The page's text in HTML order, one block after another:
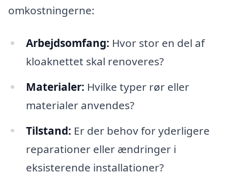
omkostningerne:
Arbejdsomfang: Hvor stor en del af
kloaknettet skal renoveres?
Materialer: Hvilke typer rør eller
materialer anvendes?
Tilstand: Er der behov for yderligere
reparationer eller ændringer i
eksisterende installationer?